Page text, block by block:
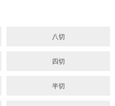
八切
四切
半切